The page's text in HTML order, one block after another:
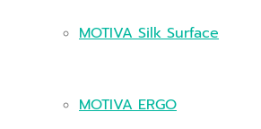
MOTIVA Silk Surface
MOTIVA ERGO